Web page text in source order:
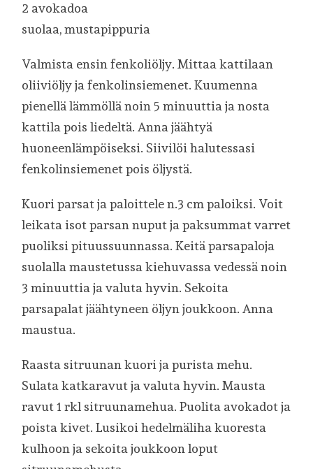
2 avokadoa
suolaa, mustapippuria
Valmista ensin fenkoliöljy. Mittaa kattilaan
oliiviöljy ja fenkolinsiemenet. Kuumenna
pienellä lämmöllä noin 5 minuuttia ja nosta
kattila pois liedeltä. Anna jäähtyä
huoneenlämpöiseksi. Siivilöi halutessasi
fenkolinsiemenet pois öljystä.
Kuori parsat ja paloittele n.3 cm paloiksi. Voit
leikata isot parsan nuput ja paksummat varret
puoliksi pituussuunnassa. Keitä parsapaloja
suolalla maustetussa kiehuvassa vedessä noin
3 minuuttia ja valuta hyvin. Sekoita
parsapalat jäähtyneen öljyn joukkoon. Anna
maustua.
Raasta sitruunan kuori ja purista mehu.
Sulata katkaravut ja valuta hyvin. Mausta
ravut 1 rkl sitruunamehua. Puolita avokadot ja
poista kivet. Lusikoi hedelmäliha kuoresta
kulhoon ja sekoita joukkoon loput